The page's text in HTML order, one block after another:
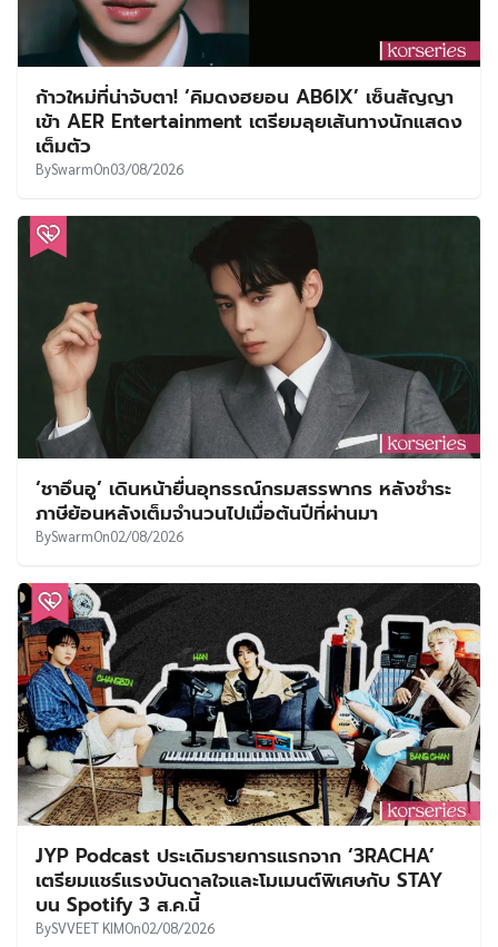
ก้าวใหม่ที่น่าจับตา! ‘คิมดงฮยอน AB6IX’ เซ็นสัญญา
เข้า AER Entertainment เตรียมลุยเส้นทางนักแสดง
เต็มตัว
BySwarmOn03/08/2026
‘ชาอึนอู’ เดินหน้ายื่นอุทธรณ์กรมสรรพากร หลังชำระ
ภาษีย้อนหลังเต็มจำนวนไปเมื่อต้นปีที่ผ่านมา
BySwarmOn02/08/2026
JYP Podcast ประเดิมรายการแรกจาก ‘3RACHA’
เตรียมแชร์แรงบันดาลใจและโมเมนต์พิเศษกับ STAY
บน Spotify 3 ส.ค.นี้
BySVVEET KIMOn02/08/2026